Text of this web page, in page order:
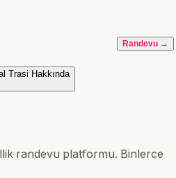
Randevu →
Trasi Hakkında
randevu platformu. Binlerce